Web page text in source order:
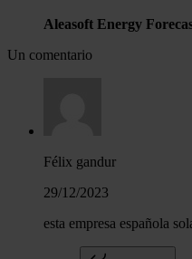
Aleasoft Energy
Un comentario
Félix gandur
29/12/2023
esta empresa española